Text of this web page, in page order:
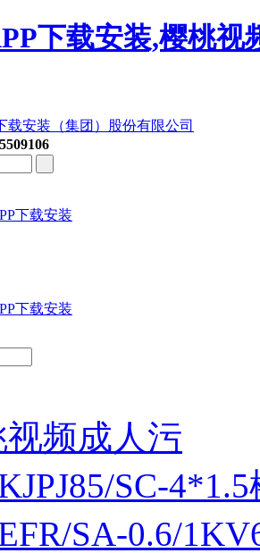
下载安装,樱桃
下载安装
下载安装
频成人污
SC-
SA-0.6/